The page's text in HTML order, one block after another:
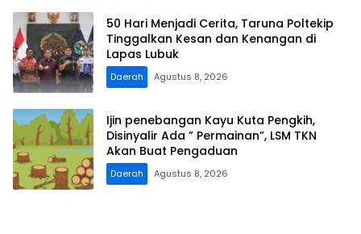
50 Hari Menjadi Cerita, Taruna Poltekip
Tinggalkan Kesan dan Kenangan di
Lapas Lubuk
Daerah Agustus 8, 2026
Ijin penebangan Kayu Kuta Pengkih,
Disinyalir Ada ” Permainan”, LSM TKN
Akan Buat Pengaduan
Daerah Agustus 8, 2026